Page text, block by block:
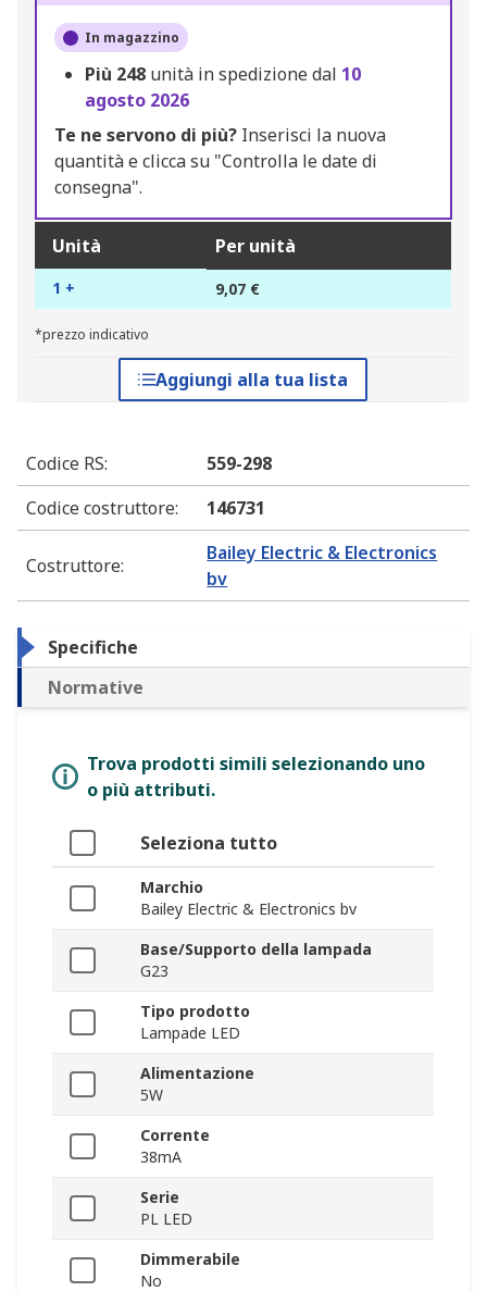
In magazzino
Più 248 unità in spedizione dal 10
agosto 2026
Te ne servono di più? Inserisci la nuova
quantità e clicca su "Controlla le date di
consegna".
Unità Per unità
1 + 9,07 €
*prezzo indicativo
Aggiungi alla tua lista
Codice RS:
559-298
Codice costruttore: 146731
Costruttore:
Bailey Electric & Electronics
bv
Specifiche
Normative
Trova prodotti simili selezionando uno
o più attributi.
Seleziona tutto
Marchio
Bailey Electric & Electronics bv
Base/Supporto della lampada
G23
Tipo prodotto
Lampade LED
Alimentazione
5W
Corrente
38mA
Serie
PL LED
Dimmerabile
No